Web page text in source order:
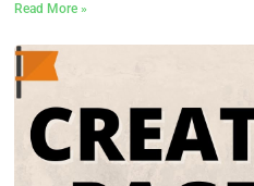
Read More »